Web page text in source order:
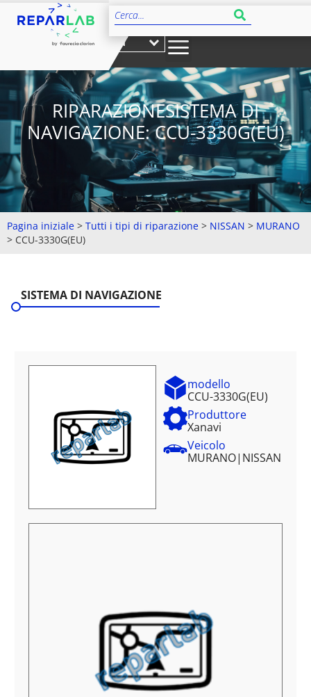
IT
RIPARAZIONESISTEMA DI
NAVIGAZIONE: CCU-3330G(EU)
Pagina iniziale > Tutti i tipi di riparazione > NISSAN > MURANO
> CCU-3330G(EU)
SISTEMA DI NAVIGAZIONE
modello
CCU-3330G(EU)
Produttore
Xanavi
Veicolo
MURANO| NISSAN